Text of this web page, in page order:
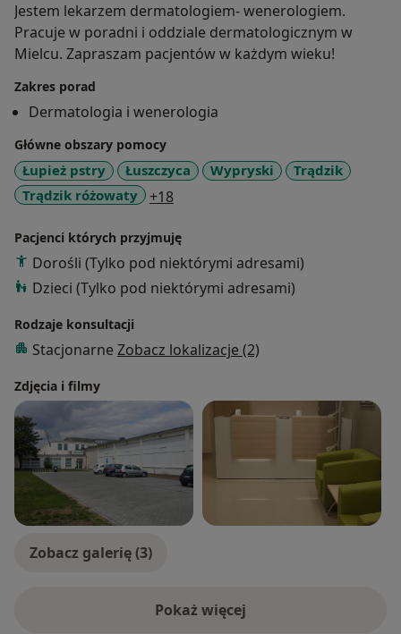
Jestem lekarzem dermatologiem- wenerologiem.
Pracuje w poradni i oddziale dermatologicznym w
Mielcu. Zapraszam pacjentów w każdym wieku!
Zakres porad
Dermatologia i wenerologia
Główne obszary pomocy
Łupież pstry Łuszczyca Wypryski
Trądzik
Trądzik różowaty
+18a11y_sr_more_diseases
Pacjenci których przyjmuję
Dorośli (Tylko pod niektórymi adresami)
Dzieci (Tylko pod niektórymi adresami)
Rodzaje konsultacji
Stacjonarne Zobacz lokalizacje (2)
Zdjęcia i filmy
Zobacz galerię (3)
Pokaż więcejo doświadczeniu